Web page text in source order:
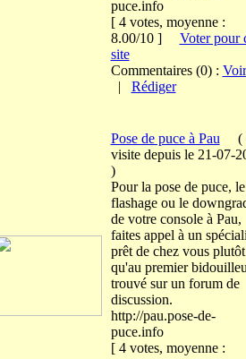
puce.info
[ 4 votes, moyenne :
8.00/10 ] Voter pour
site
Commentaires (0) : Voir
| Rédiger
Pose de puce à Pau (
visite depuis le 21-07-
)
Pour la pose de puce, le
flashage ou le
de votre console à Pau,
faites appel à un
prêt de chez vous plutôt
qu'au premier
trouvé sur un forum de
discussion.
http://pau.pose-de-
puce.info
[ 4 votes, moyenne :